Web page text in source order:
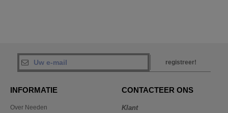
registreer!
INFORMATIE
Over Needen
CONTACTEER ONS
Klant